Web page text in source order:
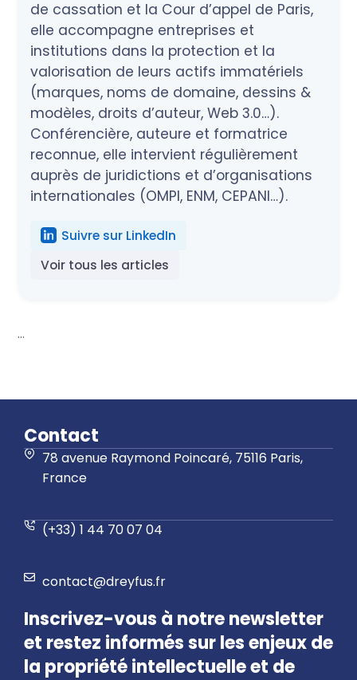
de cassation et la Cour d’appel de Paris,
elle accompagne entreprises et
institutions dans la protection et la
valorisation de leurs actifs immatériels
(marques, noms de domaine, dessins &
modèles, droits d’auteur, Web 3.0…).
Conférencière, auteure et formatrice
reconnue, elle intervient régulièrement
auprès de juridictions et d’organisations
internationales (OMPI, ENM, CEPANI…).
Suivre sur LinkedIn
Voir tous les articles
...
Contact
78 avenue Raymond Poincaré, 75116 Paris,
France
(+33) 1 44 70 07 04
contact@dreyfus.fr
Inscrivez-vous à notre newsletter
et restez informés sur les enjeux de
la propriété intellectuelle et de